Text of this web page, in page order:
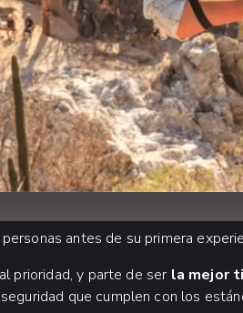
antes de su primera
prioridad, y parte de ser la mejor
que cumplen con los